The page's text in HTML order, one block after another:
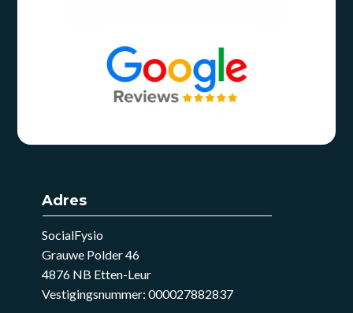
Adres
SocialFysio
Grauwe Polder 46
4876 NB Etten-Leur
Vestigingsnummer: 000027882837